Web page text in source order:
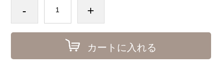
- +
カートに入れる